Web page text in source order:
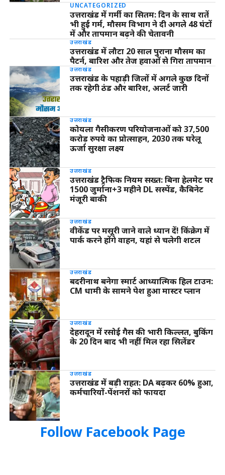
UNCATEGORIZED
उत्तराखंड में गर्मी का सितम: दिन के साथ रातें
भी हुईं गर्म, मौसम विभाग ने दी अगले 48 घंटों
में और तापमान बढ़ने की चेतावनी
उत्तराखंड
उत्तराखंड में लौटा 20 साल पुराना मौसम का
पैटर्न, बारिश और तेज हवाओं से गिरा तापमान
उत्तराखंड
उत्तराखंड के पहाड़ी जिलों में अगले कुछ दिनों
तक रहेगी ठंड और बारिश, अलर्ट जारी
उत्तराखंड
कोयला गैसीकरण परियोजनाओं को 37,500
करोड़ रुपये का प्रोत्साहन, 2030 तक घरेलू
ऊर्जा सुरक्षा लक्ष्य
उत्तराखंड
उत्तराखंड ट्रैफिक नियम सख्त: बिना हेलमेट पर
1500 जुर्माना+3 महीने DL सस्पेंड, कैबिनेट
मंजूरी बाकी
उत्तराखंड
वीकेंड पर मसूरी जाने वाले ध्यान दें! किंक्रेग में
पार्क करने होंगे वाहन, यहां से चलेगी शटल
उत्तराखंड
बदरीनाथ बनेगा स्मार्ट आध्यात्मिक हिल टाउन:
CM धामी के सामने पेश हुआ मास्टर प्लान
उत्तराखंड
देहरादून में रसोई गैस की भारी किल्लत, बुकिंग
के 20 दिन बाद भी नहीं मिल रहा सिलेंडर
उत्तराखंड
उत्तराखंड में बड़ी राहत: DA बढ़कर 60% हुआ,
कर्मचारियों-पेंशनरों को फायदा
Follow Facebook Page